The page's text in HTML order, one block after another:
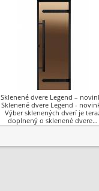
Sklenené dvere Legend –
Sklenené dvere Legend -
Výber sklenených dverí je
doplnený o sklenené dvere…